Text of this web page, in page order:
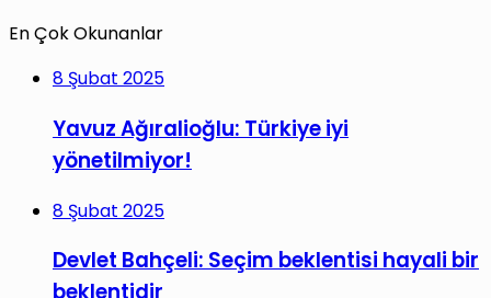
En Çok Okunanlar
8 Şubat 2025
Yavuz Ağıralioğlu: Türkiye iyi
yönetilmiyor!
8 Şubat 2025
Devlet Bahçeli: Seçim beklentisi hayali bir